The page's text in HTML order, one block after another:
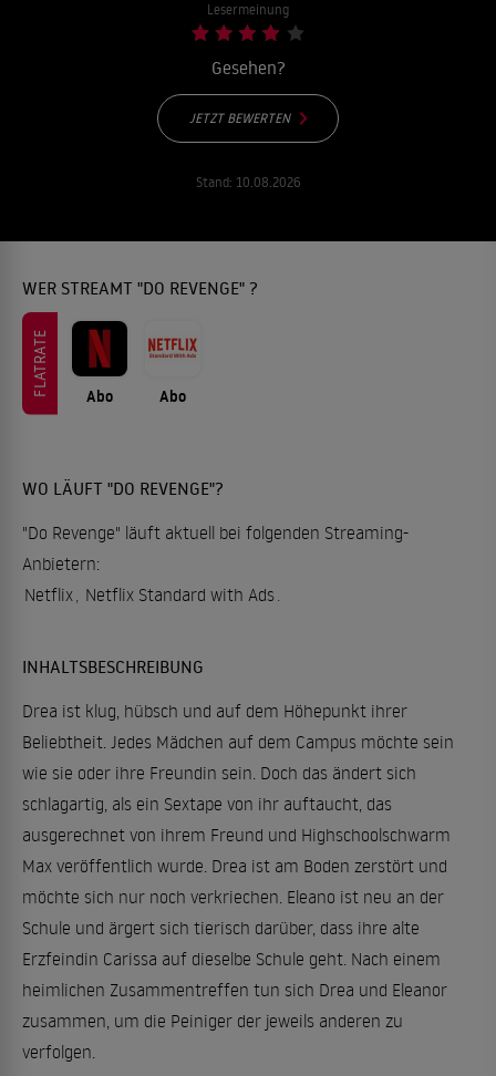
Lesermeinung
Gesehen?
JETZT BEWERTEN
Stand: 10.08.2026
WER STREAMT "DO REVENGE" ?
FLATRATE Abo Abo
WO LÄUFT "DO REVENGE"?
"Do Revenge" läuft aktuell bei folgenden Streaming-
Anbietern:
Netflix Netflix Standard with Ads
INHALTSBESCHREIBUNG
Drea ist klug, hübsch und auf dem Höhepunkt ihrer
Beliebtheit. Jedes Mädchen auf dem Campus möchte sein
wie sie oder ihre Freundin sein. Doch das ändert sich
schlagartig, als ein Sextape von ihr auftaucht, das
ausgerechnet von ihrem Freund und Highschoolschwarm
Max veröffentlich wurde. Drea ist am Boden zerstört und
möchte sich nur noch verkriechen. Eleano ist neu an der
Schule und ärgert sich tierisch darüber, dass ihre alte
Erzfeindin Carissa auf dieselbe Schule geht. Nach einem
heimlichen Zusammentreffen tun sich Drea und Eleanor
zusammen, um die Peiniger der jeweils anderen zu
verfolgen.